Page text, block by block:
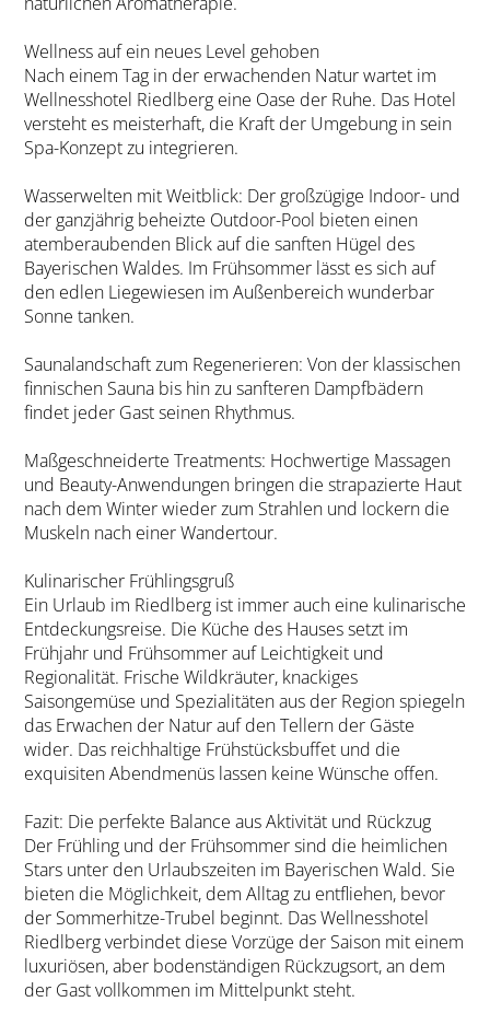
Wellness auf ein neues Level gehoben
Nach einem Tag in der erwachenden Natur wartet im
Wellnesshotel Riedlberg eine Oase der Ruhe. Das Hotel
versteht es meisterhaft, die Kraft der Umgebung in sein
Spa-Konzept zu integrieren.
Wasserwelten mit Weitblick: Der großzügige Indoor- und
der ganzjährig beheizte Outdoor-Pool bieten einen
atemberaubenden Blick auf die sanften Hügel des
Bayerischen Waldes. Im Frühsommer lässt es sich auf
den edlen Liegewiesen im Außenbereich wunderbar
Sonne tanken.
Saunalandschaft zum Regenerieren: Von der klassischen
finnischen Sauna bis hin zu sanfteren Dampfbädern
findet jeder Gast seinen Rhythmus.
Maßgeschneiderte Treatments: Hochwertige Massagen
und Beauty-Anwendungen bringen die strapazierte Haut
nach dem Winter wieder zum Strahlen und lockern die
Muskeln nach einer Wandertour.
Kulinarischer Frühlingsgruß
Ein Urlaub im Riedlberg ist immer auch eine kulinarische
Entdeckungsreise. Die Küche des Hauses setzt im
Frühjahr und Frühsommer auf Leichtigkeit und
Regionalität. Frische Wildkräuter, knackiges
Saisongemüse und Spezialitäten aus der Region spiegeln
das Erwachen der Natur auf den Tellern der Gäste
wider. Das reichhaltige Frühstücksbuffet und die
exquisiten Abendmenüs lassen keine Wünsche offen.
Fazit: Die perfekte Balance aus Aktivität und Rückzug
Der Frühling und der Frühsommer sind die heimlichen
Stars unter den Urlaubszeiten im Bayerischen Wald. Sie
bieten die Möglichkeit, dem Alltag zu entfliehen, bevor
der Sommerhitze-Trubel beginnt. Das Wellnesshotel
Riedlberg verbindet diese Vorzüge der Saison mit einem
luxuriösen, aber bodenständigen Rückzugsort, an dem
der Gast vollkommen im Mittelpunkt steht.